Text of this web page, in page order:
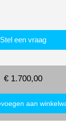
Stel een vraag
€ 1.700,00